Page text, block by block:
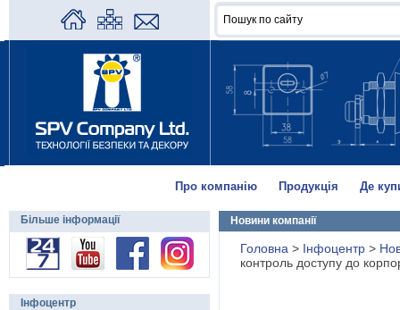
Про компанію Продукція Де
Новини компанії
Головна > Інфоцентр >
контроль доступу до
Більше інформації
Інфоцентр